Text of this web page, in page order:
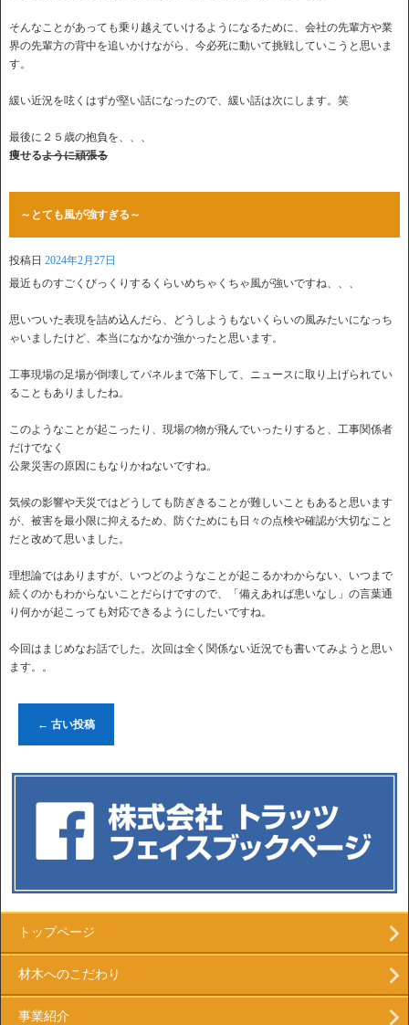
そんなことがあっても乗り越えていけるようになるために、会社の先輩方や業
界の先輩方の背中を追いかけながら、今必死に動いて挑戦していこうと思いま
す。
緩い近況を呟くはずが堅い話になったので、緩い話は次にします。笑
最後に２５歳の抱負を、、、
痩せるように頑張る
～とても風が強すぎる～
投稿日 2024年2月27日
最近ものすごくびっくりするくらいめちゃくちゃ風が強いですね、、、
思いついた表現を詰め込んだら、どうしようもないくらいの風みたいになっち
ゃいましたけど、本当になかなか強かったと思います。
工事現場の足場が倒壊してパネルまで落下して、ニュースに取り上げられてい
ることもありましたね。
このようなことが起こったり、現場の物が飛んでいったりすると、工事関係者
だけでなく
公衆災害の原因にもなりかねないですね。
気候の影響や天災ではどうしても防ぎきることが難しいこともあると思います
が、被害を最小限に抑えるため、防ぐためにも日々の点検や確認が大切なこと
だと改めて思いました。
理想論ではありますが、いつどのようなことが起こるかわからない、いつまで
続くのかもわからないことだらけですので、「備えあれば患いなし」の言葉通
り何かが起こっても対応できるようにしたいですね。
今回はまじめなお話でした。次回は全く関係ない近況でも書いてみようと思い
ます。。
← 古い投稿
トップページ
材木へのこだわり
事業紹介